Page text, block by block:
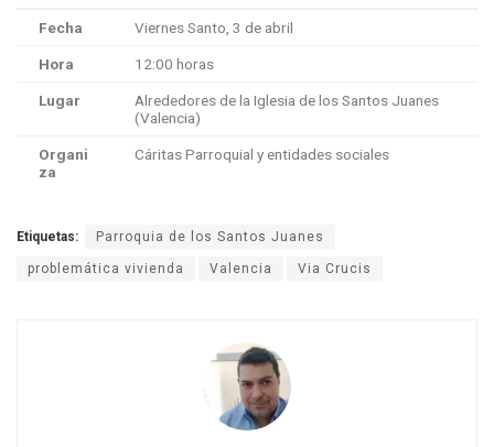
Fecha Viernes Santo, 3 de abril
Hora 12:00 horas
Lugar
Alrededores de la Iglesia de los Santos Juanes
(Valencia)
Organi
za
Cáritas Parroquial y entidades sociales
Etiquetas: Parroquia de los Santos Juanes
problemática vivienda Valencia Via Crucis